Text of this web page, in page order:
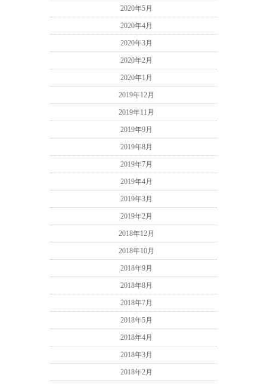
2020年5月
2020年4月
2020年3月
2020年2月
2020年1月
2019年12月
2019年11月
2019年9月
2019年8月
2019年7月
2019年4月
2019年3月
2019年2月
2018年12月
2018年10月
2018年9月
2018年8月
2018年7月
2018年5月
2018年4月
2018年3月
2018年2月